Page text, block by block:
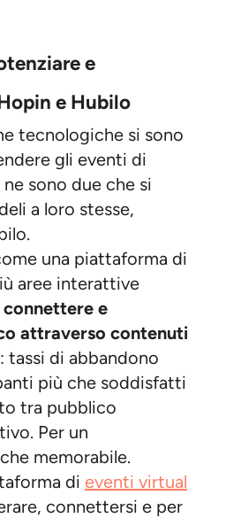
e
e Hubilo
tecnologiche si sono
gli eventi di
sono due che si
a loro stesse,
una piattaforma di
aree interattive
e
attraverso contenuti
tassi di abbandono
più che soddisfatti
tra pubblico
Per un
memorabile.
di eventi virtual
connettersi e per